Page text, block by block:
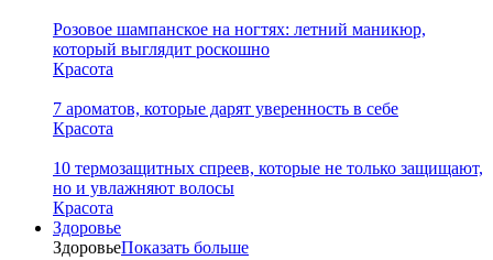
Розовое шампанское на ногтях: летний маникюр,
который выглядит роскошно
Красота
7 ароматов, которые дарят уверенность в себе
Красота
10 термозащитных спреев, которые не только защищают,
но и увлажняют волосы
Красота
Здоровье
ЗдоровьеПоказать больше